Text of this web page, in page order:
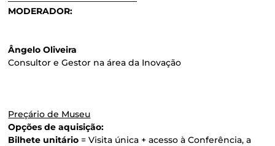
MODERADOR:
Ângelo Oliveira
Consultor e Gestor na área da Inovação
Preçário de Museu
Opções de aquisição:
Bilhete unitário = Visita única + acesso à Conferência, a